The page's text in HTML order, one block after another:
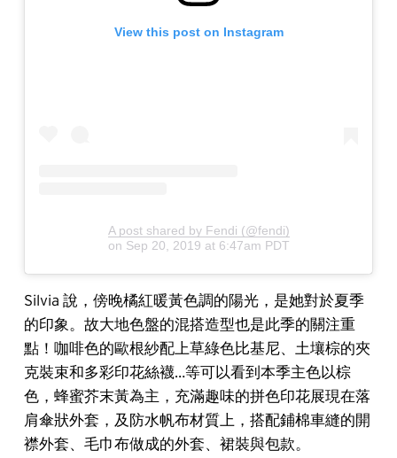
View this post on Instagram
A post shared by Fendi (@fendi)
on Sep 20, 2019 at 6:47am PDT
Silvia 說，傍晚橘紅暖黃色調的陽光，是她對於夏季
的印象。故大地色盤的混搭造型也是此季的關注重
點！咖啡色的歐根紗配上草綠色比基尼、土壤棕的夾
克裝束和多彩印花絲襪…等可以看到本季主色以棕
色，蜂蜜芥末黃為主，充滿趣味的拼色印花展現在落
肩傘狀外套，及防水帆布材質上，搭配鋪棉車縫的開
襟外套、毛巾布做成的外套、裙裝與包款。